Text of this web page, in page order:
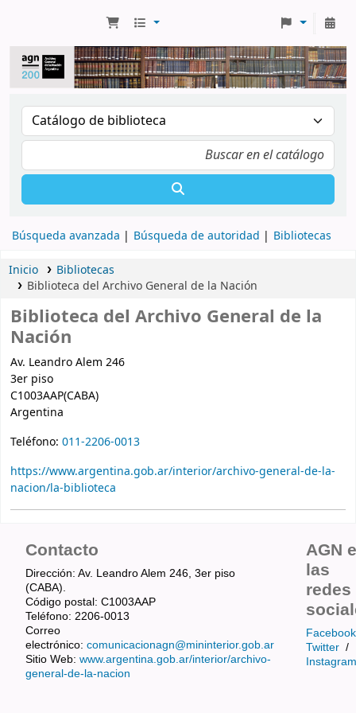
Búsqueda avanzada Búsqueda de autoridad Bibliotecas
Inicio
Bibliotecas
Biblioteca del Archivo General de la Nación
Biblioteca del Archivo General de la
Nación
Av. Leandro Alem 246
3er piso
C1003AAP(CABA)
Argentina
Teléfono: 011-2206-0013
https://www.argentina.gob.ar/interior/archivo-general-de-la-
nacion/la-biblioteca
Contacto
Dirección: Av. Leandro Alem 246, 3er piso
(CABA).
Código postal: C1003AAP
Teléfono: 2206-0013
Correo
electrónico: comunicacionagn@mininterior.gob.ar
Sitio Web: www.argentina.gob.ar/interior/archivo-
general-de-la-nacion
AGN
las
redes
Facebook
Twitter /
Instagram